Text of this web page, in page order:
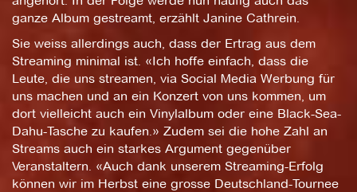
ganze Album gestreamt, erzählt Janine Cathrein.
Sie weiss allerdings auch, dass der Ertrag aus dem
Streaming minimal ist. «Ich hoffe einfach, dass die
Leute, die uns streamen, via Social Media Werbung für
uns machen und an ein Konzert von uns kommen, um
dort vielleicht auch ein Vinylalbum oder eine Black-Sea-
Dahu-Tasche zu kaufen.» Zudem sei die hohe Zahl an
Streams auch ein starkes Argument gegenüber
Veranstaltern. «Auch dank unserem Streaming-Erfolg
können wir im Herbst eine grosse Deutschland-Tournee